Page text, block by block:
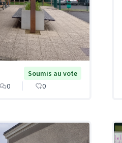
Soumis au vote
0 0